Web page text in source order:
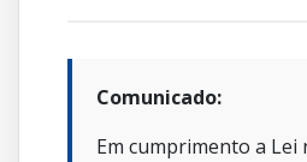
Comunicado:
Em cumprimento a Lei